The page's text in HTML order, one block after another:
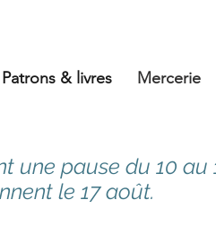
Patrons & livres Mercerie
une pause du 10 au
le 17 août.